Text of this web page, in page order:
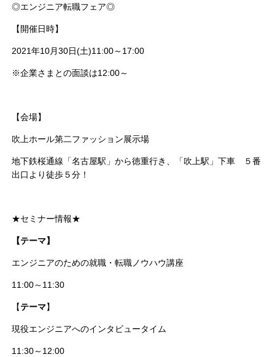
◎エンジニア転職フェア◎
【開催日時】
2021年10月30日(土)11:00～17:00
※企業さまとの面談は12:00～
【会場】
吹上ホール第二ファッション展示場
地下鉄桜通線「名古屋駅」から徳重行き、「吹上駅」下車 ５番
出口より徒歩５分！
★セミナー情報★
【テーマ】
エンジニアのための就職・転職ノウハウ講座
11:00～11:30
【テーマ】
現役エンジニアへのインタビュータイム
11:30～12:00